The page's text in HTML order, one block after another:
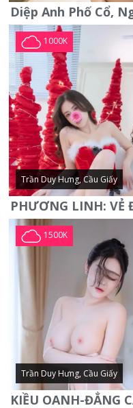
1000K
Trần Duy Hưng, Cầu Giấy
1500K
Trần Duy Hưng, Cầu Giấy